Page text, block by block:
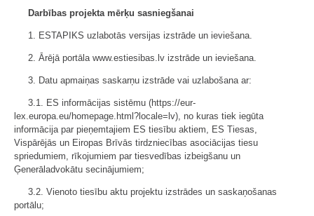
Darbības projekta mērķu sasniegšanai
1. ESTAPIKS uzlabotās versijas izstrāde un ieviešana.
2. Ārējā portāla www.estiesibas.lv izstrāde un ieviešana.
3. Datu apmaiņas saskarņu izstrāde vai uzlabošana ar:
3.1. ES informācijas sistēmu (https://eur-
lex.europa.eu/homepage.html?locale=lv), no kuras tiek iegūta
informācija par pieņemtajiem ES tiesību aktiem, ES Tiesas,
Vispārējās un Eiropas Brīvās tirdzniecības asociācijas tiesu
spriedumiem, rīkojumiem par tiesvedības izbeigšanu un
Ģenerāladvokātu secinājumiem;
3.2. Vienoto tiesību aktu projektu izstrādes un saskaņošanas
portālu;